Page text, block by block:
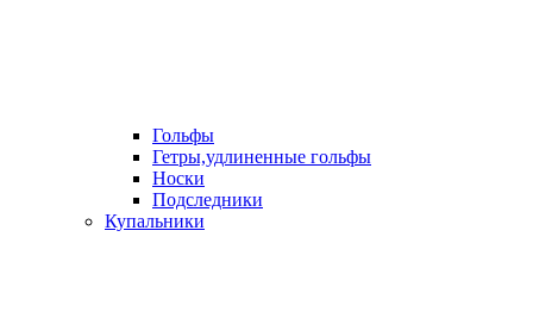
Гольфы
Гетры,удлиненные гольфы
Носки
Подследники
Купальники